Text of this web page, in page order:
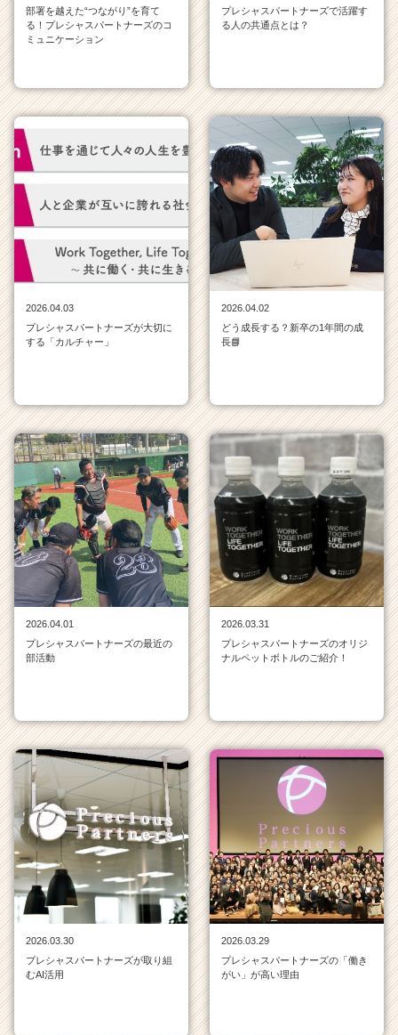
ャ
ー・
か
ス
カ
ト
が
届
く
サ
ャ
リ
ア
（C
h
e
e
r
C
a
e
部署を越えた“つながり”を育て
る！プレシャスパートナーズのコ
ミュニケーション
プレシャスパートナーズで活躍す
る人の共通点とは？
2026.04.03
プレシャスパートナーズが大切に
する「カルチャー」
2026.04.02
どう成長する？新卒の1年間の成
長📘
2026.04.01
プレシャスパートナーズの最近の
部活動
2026.03.31
プレシャスパートナーズのオリジ
ナルペットボトルのご紹介！
2026.03.30
プレシャスパートナーズが取り組
むAI活用
2026.03.29
プレシャスパートナーズの「働き
がい」が高い理由